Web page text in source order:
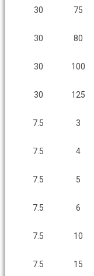
30 75
30 80
30 100
30 125
7.5 3
7.5 4
7.5 5
7.5 6
7.5 10
7.5 15